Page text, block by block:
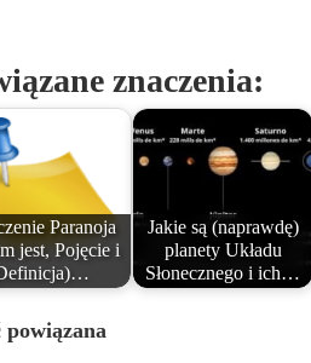
znaczenia:
Paranoja
jest, Pojęcie i
Jakie są (naprawdę)
planety Układu
Słonecznego i ich…
powiązana